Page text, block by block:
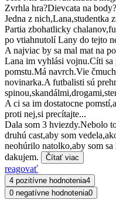
Zvrhla hra?Dievcata na body?
Jedna z nich,Lana,studentka
Partia zbohatlicky
po vtiahnutolí Lany do tejto
A najviac by sa mal mat na
Lana im vyhlási vojnu.Cíti sa
pomstu.Má navrch.Vie
novinarka.A futbalisti sú
A ci sa im dostatocne
proti nej,si precítajte...
Dala som 3 hviezdy.Nebolo
druhú cast,aby som
neohúrilo natolko,aby som
dakujem.
Čítať viac
reagovať
4 pozitívne hodnotenia4
0 negatívne hodnotenia0